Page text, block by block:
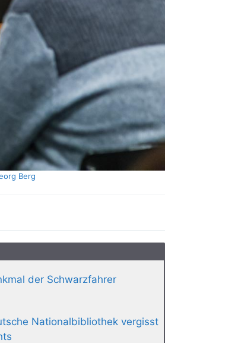
Berg
der Schwarzfahrer
Nationalbibliothek vergisst